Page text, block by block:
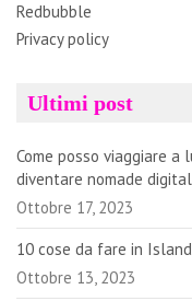
Redbubble
Privacy policy
Ultimi post
Come posso viaggiare a
diventare nomade
Ottobre 17, 2023
10 cose da fare in
Ottobre 13, 2023